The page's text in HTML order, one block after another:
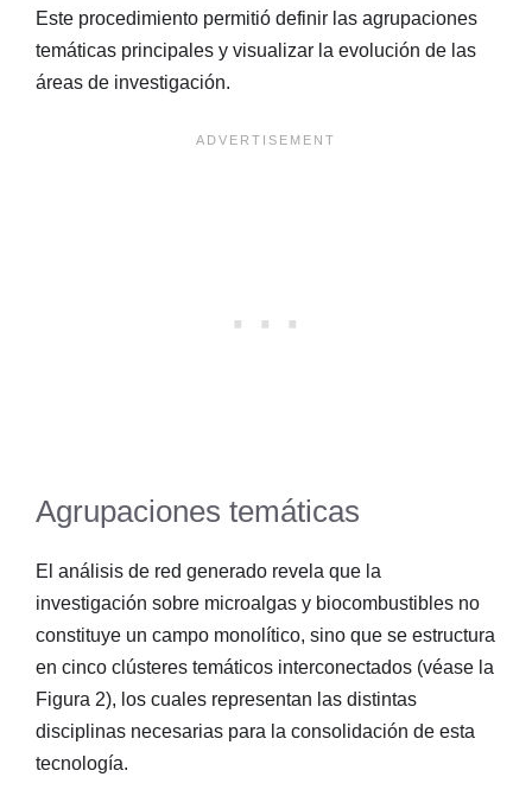
Este procedimiento permitió definir las agrupaciones
temáticas principales y visualizar la evolución de las
áreas de investigación.
Agrupaciones temáticas
El análisis de red generado revela que la
investigación sobre microalgas y biocombustibles no
constituye un campo monolítico, sino que se estructura
en cinco clústeres temáticos interconectados (véase la
Figura 2), los cuales representan las distintas
disciplinas necesarias para la consolidación de esta
tecnología.